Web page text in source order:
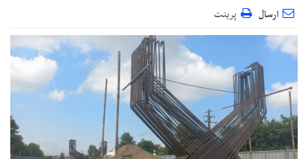
ارسال پرینت